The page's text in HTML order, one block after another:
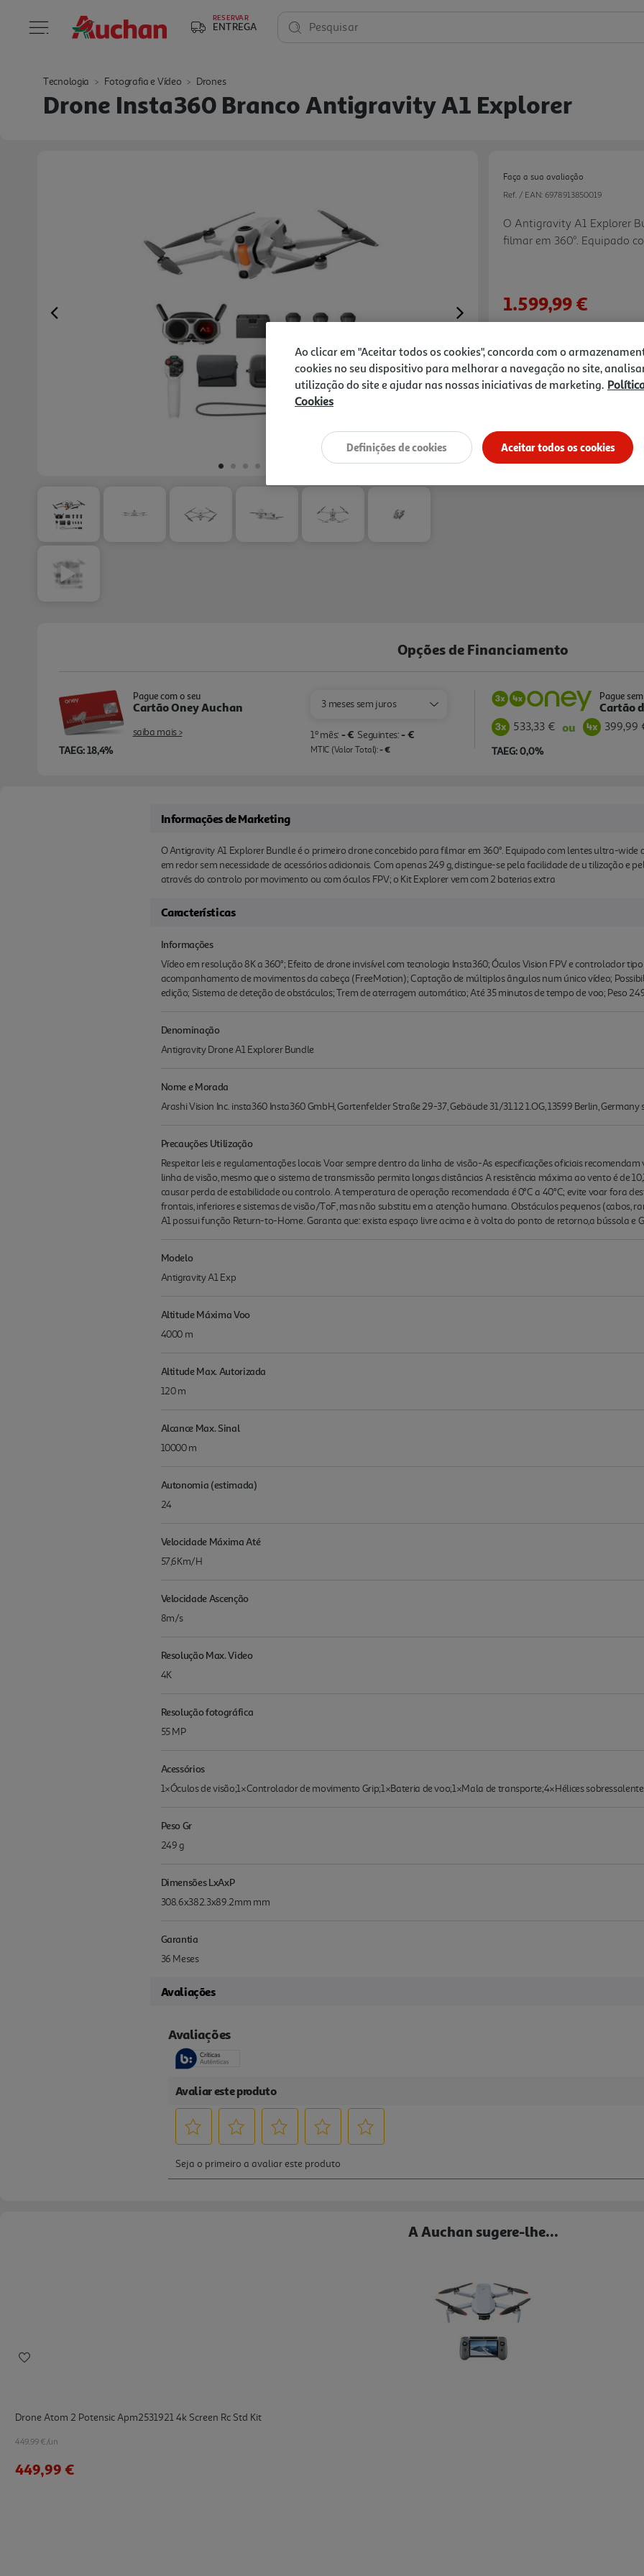
RESERVAR
ENTREGA Pesquisar
Tecnologia Fotografia e Vídeo Drones
Drone Insta360 Branco Antigravity A1 Explorer
Previous Next
Faça a sua avaliação
Ref. / EAN: 6978913850019
O Antigravity A1 Explorer
filmar em 360°. Equipado
com óculos FPV; o Kit
1.599,99 €
Opções de Financiamento
TAEG: 18,4%
Pague com o seu
Cartão Oney Auchan
saiba mais >
3 meses sem juros
1º mês: - € Seguintes:- €
MTIC (Valor Total):- €
Pague
Cartão
533,33 € ou 399,99
TAEG: 0,0%
Informações de Marketing
O Antigravity A1 Explorer Bundle é o primeiro drone concebido para filmar em 360°. Equipado com lentes ultra-wide
em redor sem necessidade de acessórios adicionais. Com apenas 249 g, distingue-se pela facilidade de u tilização e
através do controlo por movimento ou com óculos FPV; o Kit Explorer vem com 2 baterias extra
Características
Informações
Vídeo em resolução 8K a 360°; Efeito de drone invisível com tecnologia Insta360; Óculos Vision FPV e controlador
acompanhamento de movimentos da cabeça (FreeMotion); Captação de múltiplos ângulos num único vídeo;
edição; Sistema de deteção de obstáculos; Trem de aterragem automático; Até 35 minutos de tempo de voo; Peso
Denominação
Antigravity Drone A1 Explorer Bundle
Nome e Morada
Arashi Vision Inc. insta360 Insta360 GmbH, Gartenfelder Straße 29-37, Gebäude 31/31.12 1.OG, 13599 Berlin,
Precauções Utilização
Respeitar leis e regulamentações locais Voar sempre dentro da linha de visão-As especificações oficiais
linha de visão, mesmo que o sistema de transmissão permita longas distâncias A resistência máxima ao vento é de
causar perda de estabilidade ou controlo. A temperatura de operação recomendada é 0°C a 40°C; evite voar fora
frontais, inferiores e sistemas de visão/ToF, mas não substitu em a atenção humana. Obstáculos pequenos (cabos,
A1 possui função Return-to-Home. Garanta que: exista espaço livre acima e à volta do ponto de retorno,a bússola e
Modelo
Antigravity A1 Exp
Altitude Máxima Voo
4000 m
Altitude Max. Autorizada
120 m
Alcance Max. Sinal
10000 m
Autonomia (estimada)
24
Velocidade Máxima Até
57,6Km/H
Velocidade Ascenção
8m/s
Resolução Max. Video
4K
Resolução fotográfica
55 MP
Acessórios
1×Óculos de visão;1×Controlador de movimento Grip;1×Bateria de voo;1×Mala de transporte;4×Hélices
Peso Gr
249 g
Dimensões LxAxP
308.6x382.3x89.2mm mm
Garantia
36 Meses
Avaliações
A Auchan sugere-lhe...
Drone Atom 2 Potensic Apm2531921 4k Screen Rc Std Kit
449.99 €/un
449,99 €
Ao clicar em "Aceitar todos os cookies", concorda com o
cookies no seu dispositivo para melhorar a navegação no site,
utilização do site e ajudar nas nossas iniciativas de marketing.
Cookies
Aceitar todos os cookies
Definições de cookies